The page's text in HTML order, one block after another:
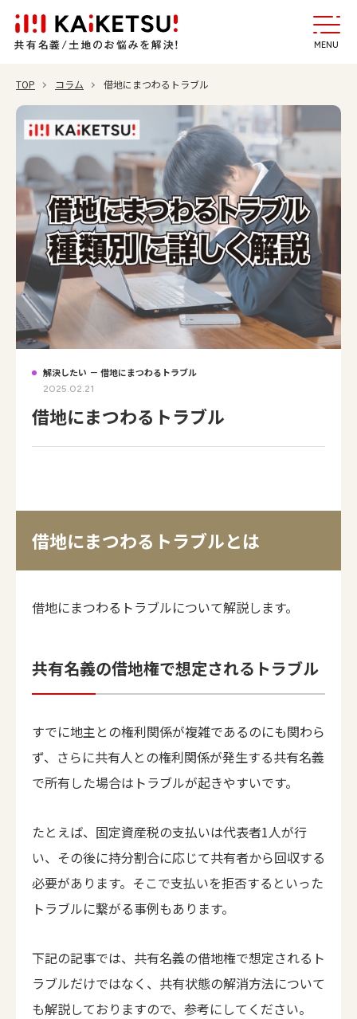
MENU
TOP コラム 借地にまつわるトラブル
解決したい － 借地にまつわるトラブル
2025.02.21
借地にまつわるトラブル
借地にまつわるトラブルとは
借地にまつわるトラブルについて解説します。
共有名義の借地権で想定されるトラブル
すでに地主との権利関係が複雑であるのにも関わら
ず、さらに共有人との権利関係が発生する共有名義
で所有した場合はトラブルが起きやすいです。
たとえば、固定資産税の支払いは代表者1人が行
い、その後に持分割合に応じて共有者から回収する
必要があります。そこで支払いを拒否するといった
トラブルに繋がる事例もあります。
下記の記事では、共有名義の借地権で想定されるト
ラブルだけではなく、共有状態の解消方法について
も解説しておりますので、参考にしてください。